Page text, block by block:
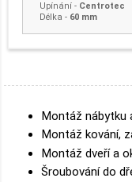
Upínání- Centrotec
Délka - 60 mm
Montáž nábytku
Montáž kování,
Montáž dveří a
Šroubování do